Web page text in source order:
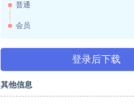
普通
会员
登录后下载
其他信息